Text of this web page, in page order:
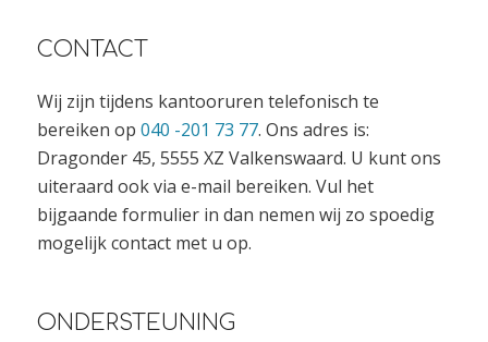
CONTACT
Wij zijn tijdens kantooruren telefonisch te
bereiken op 040 -201 73 77. Ons adres is:
Dragonder 45, 5555 XZ Valkenswaard. U kunt ons
uiteraard ook via e-mail bereiken. Vul het
bijgaande formulier in dan nemen wij zo spoedig
mogelijk contact met u op.
ONDERSTEUNING